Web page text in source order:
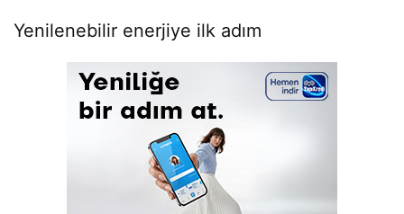
Yenilenebilir enerjiye ilk adım